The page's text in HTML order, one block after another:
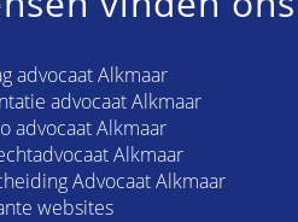
advocaat Alkmaar
advocaat Alkmaar
advocaat Alkmaar
Alkmaar
Advocaat Alkmaar
websites